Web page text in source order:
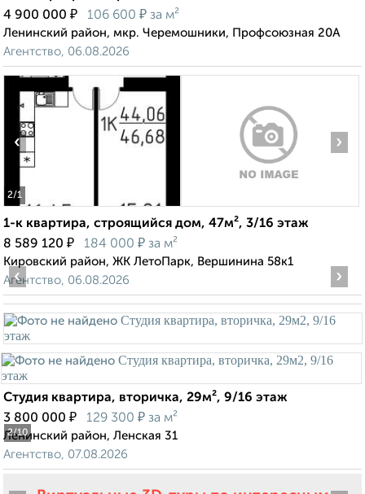
4 900 000 ₽ 106 600 ₽ за м²
Ленинский район, мкр. Черемошники, Профсоюзная 20А
Агентство, 06.08.2026
2/1
‹ ›
1-к квартира, строящийся дом, 47м², 3/16 этаж
8 589 120 ₽ 184 000 ₽ за м²
Кировский район, ЖК ЛетоПарк, Вершинина 58к1
Агентство, 06.08.2026
2/10
‹ ›
Студия квартира, вторичка, 29м², 9/16 этаж
3 800 000 ₽ 129 300 ₽ за м²
Ленинский район, Ленская 31
Агентство, 07.08.2026